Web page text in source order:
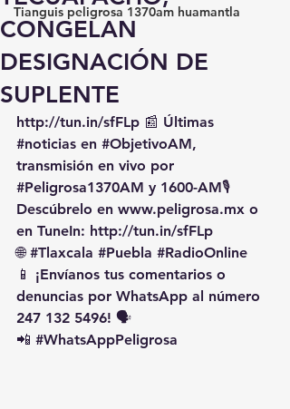
Tianguis peligrosa 1370am huamantla
CONGELAN
DESIGNACIÓN DE
SUPLENTE
http://tun.in/sfFLp 📰 Últimas
#noticias en #ObjetivoAM,
transmisión en vivo por
#Peligrosa1370AM y 1600-AM🎙️
Descúbrelo en www.peligrosa.mx o
en TuneIn: http://tun.in/sfFLp
🌐 #Tlaxcala #Puebla #RadioOnline
📱 ¡Envíanos tus comentarios o
denuncias por WhatsApp al número
247 132 5496! 🗣️
📲 #WhatsAppPeligrosa